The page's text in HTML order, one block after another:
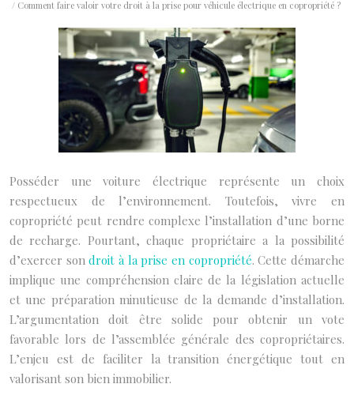
/ Comment faire valoir votre droit à la prise pour véhicule électrique en copropriété ?
Posséder une voiture électrique représente un choix
respectueux de l’environnement. Toutefois, vivre en
copropriété peut rendre complexe l’installation d’une borne
de recharge. Pourtant, chaque propriétaire a la possibilité
d’exercer sondroit à la prise en copropriété. Cette démarche
implique une compréhension claire de la législation actuelle
et une préparation minutieuse de la demande d’installation.
L’argumentation doit être solide pour obtenir un vote
favorable lors de l’assemblée générale des copropriétaires.
L’enjeu est de faciliter la transition énergétique tout en
valorisant son bien immobilier.